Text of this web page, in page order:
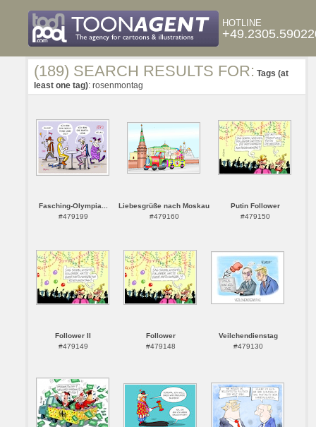
HOTLINE
(189) SEARCH RESULTS FOR: Tags (at
least one tag): rosenmontag
Fasching-Olympia...
#479199
Liebesgrüße nach Moskau
#479160
Putin Follower
#479150
Follower II
#479149
Follower
#479148
Veilchendienstag
#479130